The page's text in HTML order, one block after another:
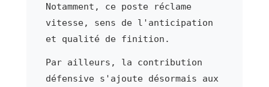
Notamment, ce poste réclame
vitesse, sens de l'anticipation
et qualité de finition.
Par ailleurs, la contribution
défensive s'ajoute désormais aux